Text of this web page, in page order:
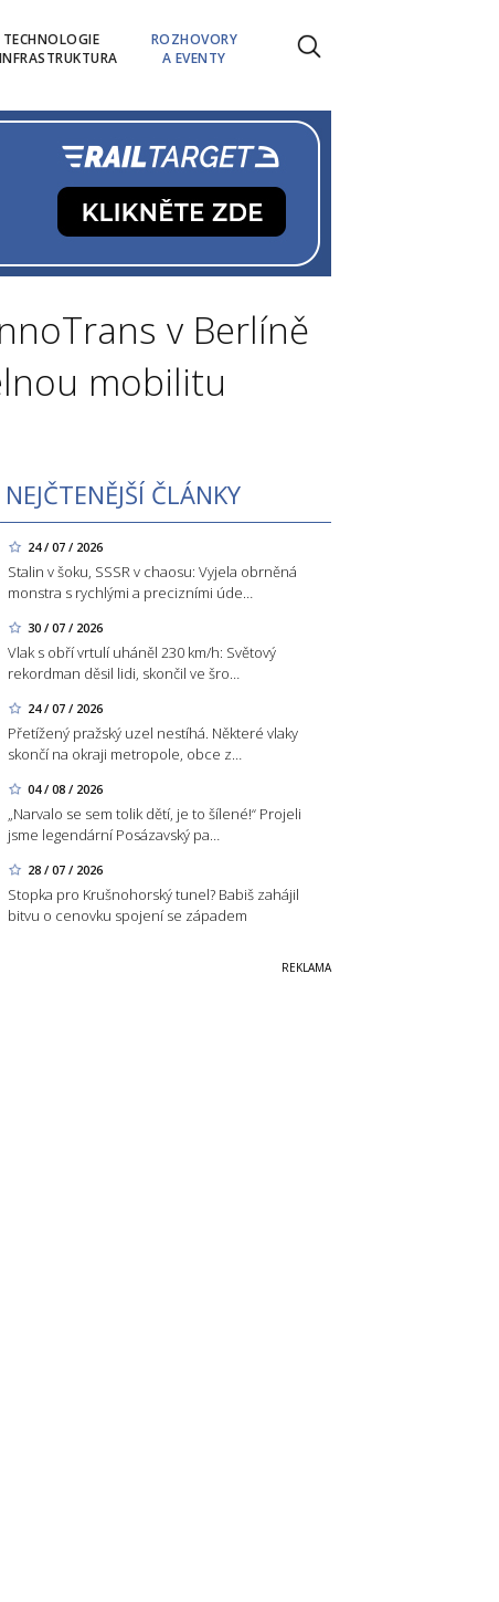
TECHNOLOGIE
ROZHOVORY
A EVENTY
v Berlíně
mobilitu
NEJČTENĚJŠÍ ČLÁNKY
24 / 07 / 2026
Stalin v šoku, SSSR v chaosu: Vyjela obrněná
monstra s rychlými a precizními úde…
30 / 07 / 2026
Vlak s obří vrtulí uháněl 230 km/h: Světový
rekordman děsil lidi, skončil ve šro…
24 / 07 / 2026
Přetížený pražský uzel nestíhá. Některé vlaky
skončí na okraji metropole, obce z…
04 / 08 / 2026
„Narvalo se sem tolik dětí, je to šílené!“ Projeli
jsme legendární Posázavský pa…
28 / 07 / 2026
Stopka pro Krušnohorský tunel? Babiš zahájil
bitvu o cenovku spojení se západem